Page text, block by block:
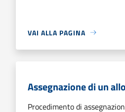
VAI ALLA PAGINA
Assegnazione di un
Procedimento di